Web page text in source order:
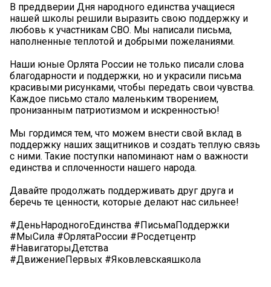
В преддверии Дня народного единства учащиеся
нашей школы решили выразить свою поддержку и
любовь к участникам СВО. Мы написали письма,
наполненные теплотой и добрыми пожеланиями.
Наши юные Орлята России не только писали слова
благодарности и поддержки, но и украсили письма
красивыми рисунками, чтобы передать свои чувства.
Каждое письмо стало маленьким творением,
пронизанным патриотизмом и искренностью!
Мы гордимся тем, что можем внести свой вклад в
поддержку наших защитников и создать теплую связь
с ними. Такие поступки напоминают нам о важности
единства и сплоченности нашего народа.
Давайте продолжать поддерживать друг друга и
беречь те ценности, которые делают нас сильнее!
#ДеньНародногоЕдинства #ПисьмаПоддержки
#МыСила #ОрлятаРоссии #Росдетцентр
#НавигаторыДетства
#ДвижениеПервых #Яковлевскаяшкола